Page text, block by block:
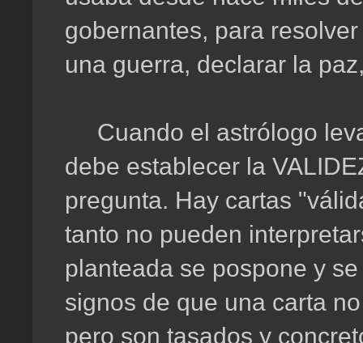
gobernantes, para
una guerra, declarar la
Cuando el astrólogo
debe establecer la
pregunta. Hay cartas
tanto no pueden
planteada se pospone y
signos de que una carta
pero son tasados y